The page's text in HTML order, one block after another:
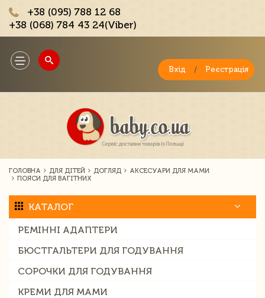
+38 (095) 788 12 68
+38 (068) 784 43 24(Viber)
Toggle
navigation
Вхід / Реєстрація
ГОЛОВНА ДЛЯ ДІТЕЙ ДОГЛЯД
АКСЕСУАРИ ДЛЯ МАМИ
ПОЯСИ ДЛЯ ВАГІТНИХ
КАТАЛОГ
РЕМІННІ АДАПТЕРИ
БЮСТГАЛЬТЕРИ ДЛЯ ГОДУВАННЯ
СОРОЧКИ ДЛЯ ГОДУВАННЯ
КРЕМИ ДЛЯ МАМИ